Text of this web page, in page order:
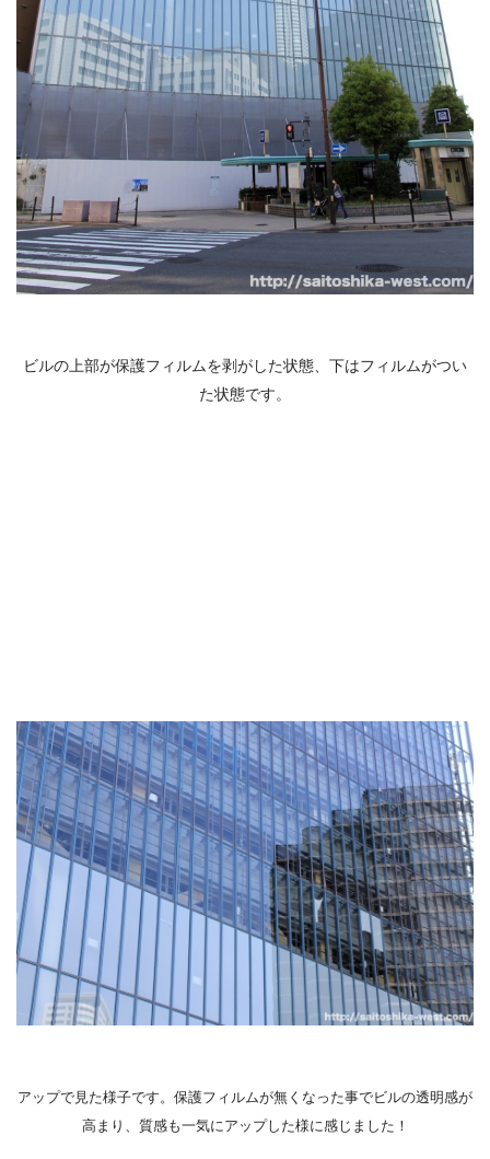
ビルの上部が保護フィルムを剥がした状態、下はフィルムがつい
た状態です。
アップで見た様子です。保護フィルムが無くなった事でビルの透明感が
高まり、質感も一気にアップした様に感じました！